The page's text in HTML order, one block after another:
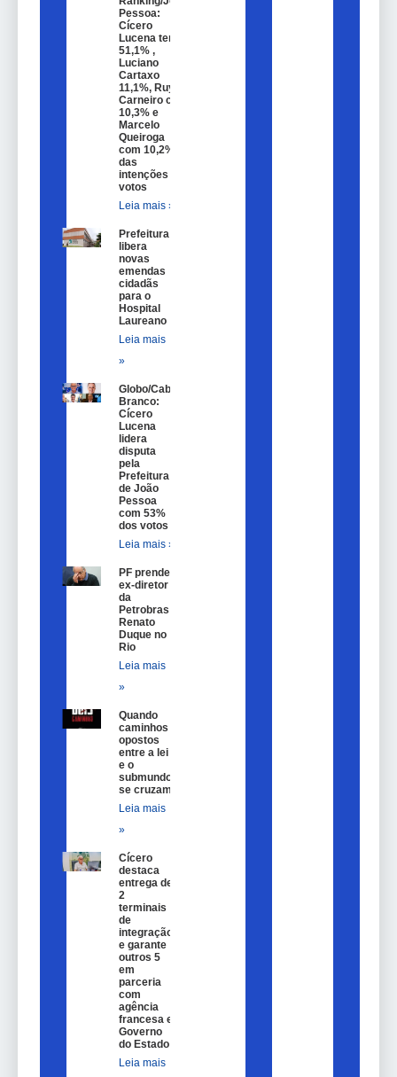
Pessoa:
Cícero
Lucena tem
51,1% ,
Luciano
Cartaxo
11,1%, Ruy
Carneiro com
10,3% e
Marcelo
Queiroga
com 10,2%
das
intenções de
votos
Leia mais »
Prefeitura
libera
novas
emendas
cidadãs
para o
Hospital
Laureano
Leia mais
»
Globo/Cabo
Branco:
Cícero
Lucena
lidera
disputa
pela
Prefeitura
de João
Pessoa
com 53%
dos votos
Leia mais »
PF prende
ex-diretor
da
Petrobras
Renato
Duque no
Rio
Leia mais
»
Quando
caminhos
opostos
entre a lei
e o
submundo
se cruzam
Leia mais
»
Cícero
destaca
entrega de
2
terminais
de
integração
e garante
outros 5
em
parceria
com
agência
francesa e
Governo
do Estado
Leia mais